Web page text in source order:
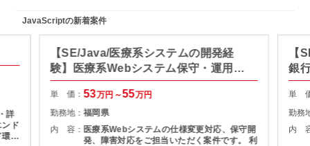
JavaScriptの新着案件
詳
ド
境
【SE/Java/医療系システムの開発経
験】医療系Webシステム保守・運用支
援
単 価：53万円～55万円
勤務地：福岡県
内 容： 医療系Webシステムの仕様変更対応、保守開
発、障害対応をご担当いただく案件です。 利
【
銀
単
勤務
内